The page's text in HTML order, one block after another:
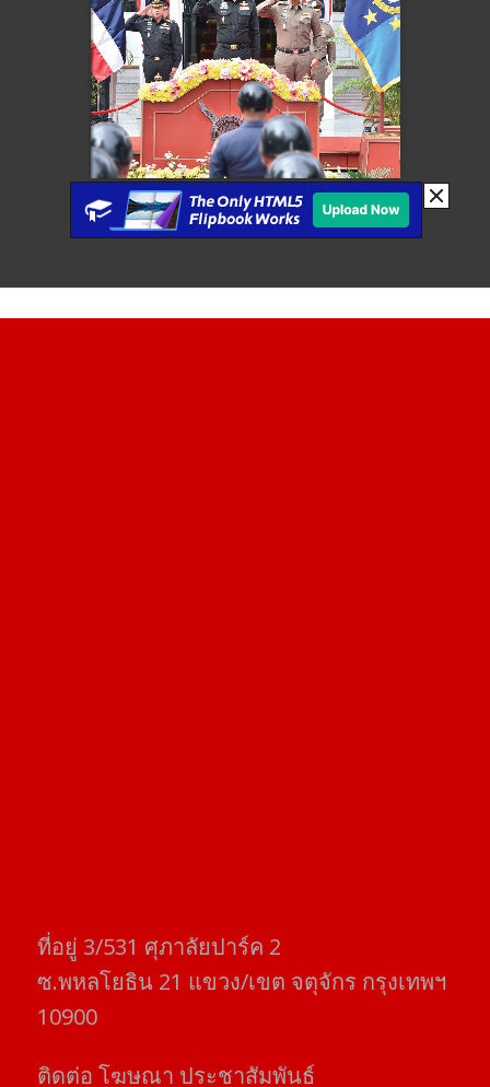
ที่อยู่​ 3/531​ ศุภาลัยปาร์ค​ 2
ซ.พหลโยธิน​ 21​ แขวง/เขต​ จตุจักร​ กรุงเทพฯ
10900
ติดต่อ​ โฆษณา​ ประชาสัมพันธ์